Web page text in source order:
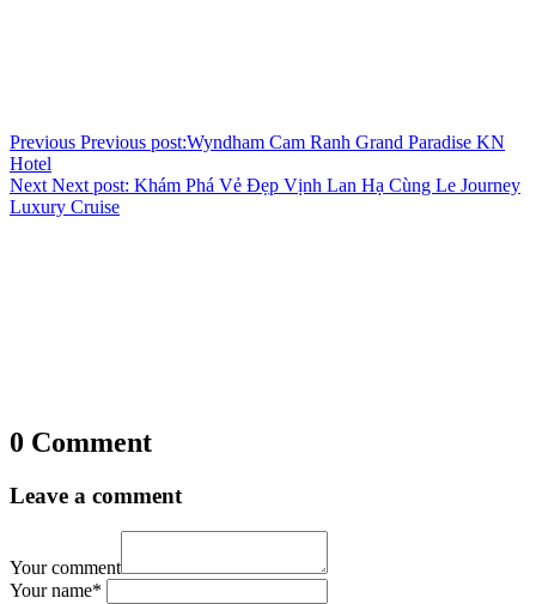
Previous Previous post:Wyndham Cam Ranh Grand Paradise KN
Hotel
Next Next post: Khám Phá Vẻ Đẹp Vịnh Lan Hạ Cùng Le Journey
Luxury Cruise
0 Comment
Leave a comment
Your comment
Your name*